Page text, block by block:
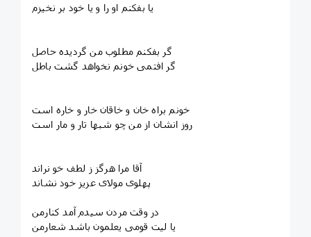
یا بفکنم او را و یا خود بر نخیزم
گر بفکنم مطلوب من گردیده حاصل
گر افتمی خونم نخواهد گشت باطل
خونم براه خان و خاقان خار و خاره است
روز انشان از من چو شبها تار و مار است
آقا مرا هرگز ز لطف خو نراند
پهلوی مولای عزیز خود نشاند
در وقت مردن سیدم آمد کنارمن
یا لیت قومی یعلمون باشد شعارمن